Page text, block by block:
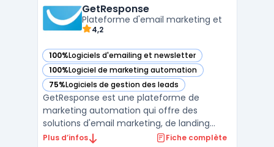
clients. Agile CRM offre des fonctionnalités
tel ...
GetResponse
Plateforme d'email marketing et
4,2
100%Logiciels d'emailing et newsletter
— voir GetResponse dans cette catégorie
100%Logiciel de marketing automation
— voir GetResponse dans cette catégorie
75%Logiciels de gestion des leads
— voir GetResponse dans cette catégorie
GetResponse est une plateforme de
marketing automation qui offre des
solutions d'email marketing, de landing
pages, de création de formulaires, de
Plus d’infos Fiche complète